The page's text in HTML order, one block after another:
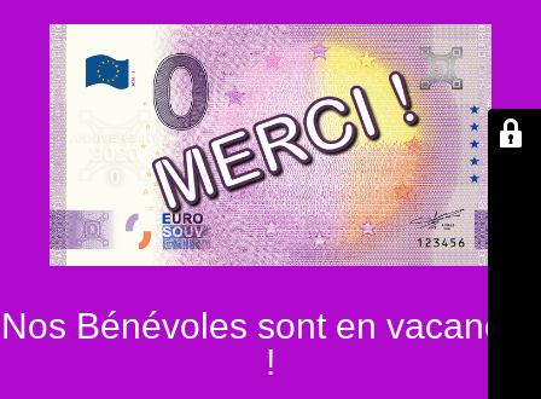
Nos Bénévoles sont en vacances
!